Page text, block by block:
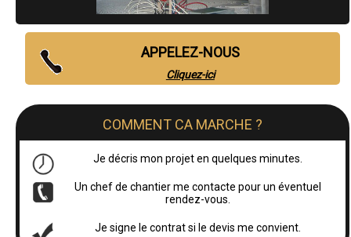
APPELEZ-NOUS
Cliquez-ici
COMMENT CA MARCHE ?
Je décris mon projet en quelques minutes.
Un chef de chantier me contacte pour un éventuel
rendez-vous.
Je signe le contrat si le devis me convient.